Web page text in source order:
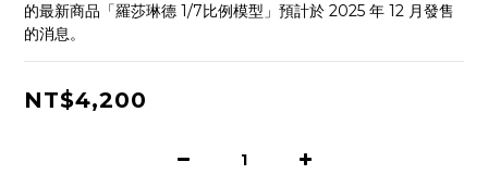
的最新商品「羅莎琳德 1/7比例模型」預計於 2025 年 12 月發售
的消息。
NT$4,200